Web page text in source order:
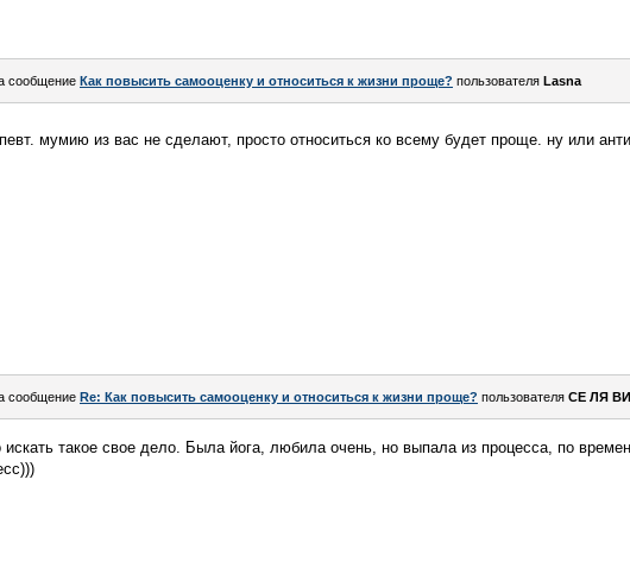
сообщение Как повысить самооценку и относиться к жизни проще? пользователя Lasna
мумию из вас не сделают, просто относиться ко всему будет проще. ну или
сообщение Re: Как повысить самооценку и относиться к жизни проще? пользователя СЕ ЛЯ ВИ
такое свое дело. Была йога, любила очень, но выпала из процесса, по